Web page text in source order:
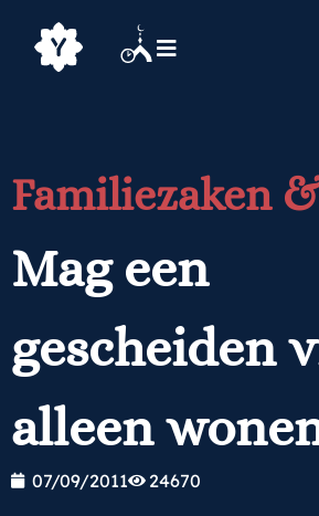
Familiezaken
Mag een
gescheiden
alleen
07/09/2011 24670